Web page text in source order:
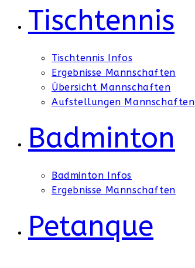
Tischtennis
Tischtennis Infos
Ergebnisse Mannschaften
Übersicht Mannschaften
Aufstellungen Mannschaften
Badminton
Badminton Infos
Ergebnisse Mannschaften
Petanque